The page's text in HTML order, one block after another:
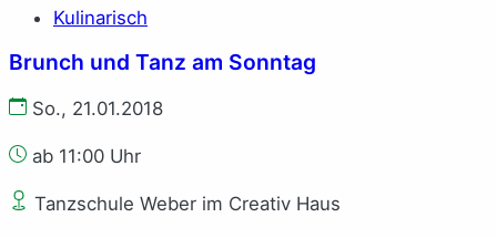
Kulinarisch
Brunch und Tanz am Sonntag
So., 21.01.2018
ab 11:00 Uhr
Tanzschule Weber im Creativ Haus